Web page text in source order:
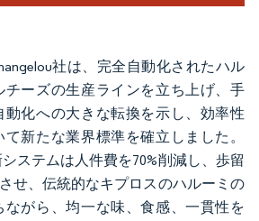
社は、完全自動化されたハル
チーズの生産ラインを立ち上げ、手
動化への大きな転換を示し、効率性
新たな業界標準を確立しました。
ステムは人件費を70%削減し、歩留
せ、伝統的なキプロスのハルーミの
ながら、均一な味、食感、一貫性を